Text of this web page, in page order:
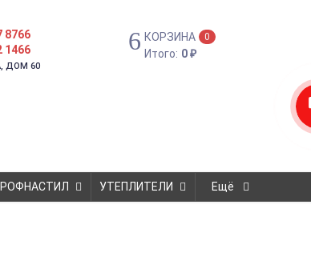
8766
1466
ДОМ 60
КОРЗИНА 0
Итого: 0₽
УТЕПЛИТЕЛИ Ещё